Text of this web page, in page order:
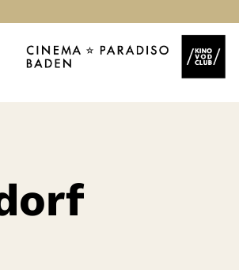
Filme
Kuratierungen
Events